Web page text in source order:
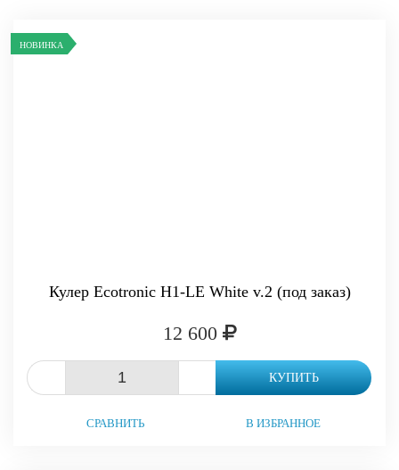
НОВИНКА
Кулер Ecotronic H1-LE White v.2 (под заказ)
12 600
КУПИТЬ
СРАВНИТЬ В ИЗБРАННОЕ